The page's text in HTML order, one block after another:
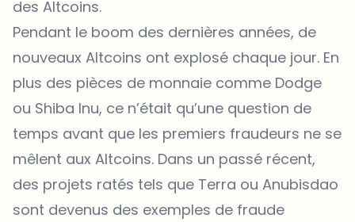
des Altcoins.
Pendant le boom des dernières années, de
nouveaux Altcoins ont explosé chaque jour. En
plus des pièces de monnaie comme Dodge
ou Shiba Inu, ce n’était qu’une question de
temps avant que les premiers fraudeurs ne se
mêlent aux Altcoins. Dans un passé récent,
des projets ratés tels que Terra ou Anubisdao
sont devenus des exemples de fraude